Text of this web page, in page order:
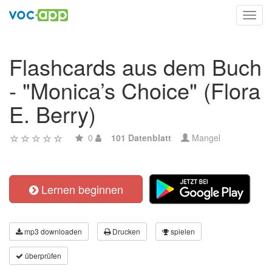
Flashcards aus dem Buch
- "Monica’s Choice" (Flora
E. Berry)
0 101 Datenblatt Mangel
Lernen beginnen
mp3 downloaden Drucken spielen
überprüfen